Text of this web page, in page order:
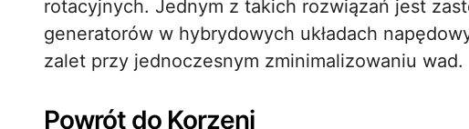
rotacyjnych. Jednym z takich rozwiązań jest
generatorów w hybrydowych układach
zalet przy jednoczesnym zminimalizowaniu wad.
Powrót do Korzeni